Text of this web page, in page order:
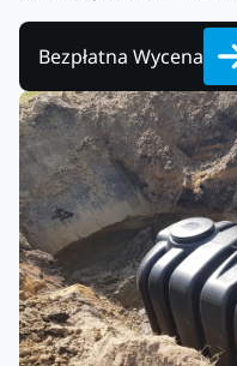
Bezpłatna Wycena